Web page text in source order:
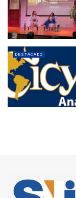
DESTACADO